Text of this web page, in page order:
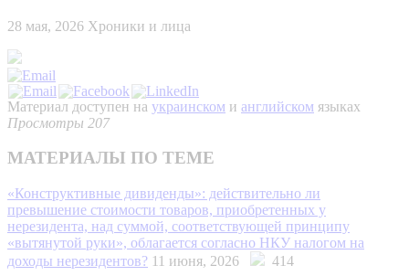
28 мая, 2026 Хроники и лица
Материал доступен на украинском и английском языках
Просмотры 207
МАТЕРИАЛЫ ПО ТЕМЕ
«Конструктивные дивиденды»: действительно ли
превышение стоимости товаров, приобретенных у
нерезидента, над суммой, соответствующей принципу
«вытянутой руки», облагается согласно НКУ налогом на
доходы нерезидентов? 11 июня, 2026
414